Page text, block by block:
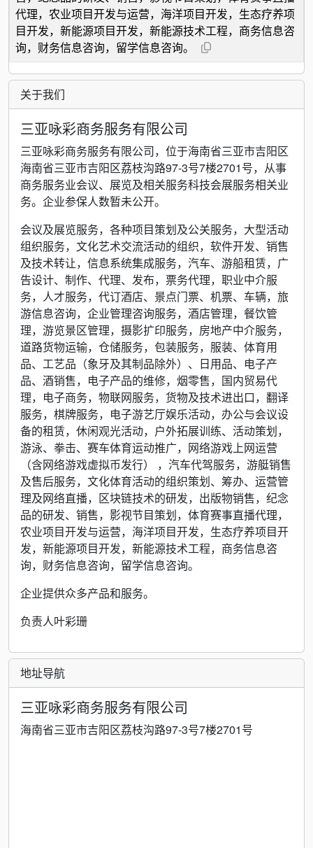
代理，农业项目开发与运营，海洋项目开发，生态疗养项
目开发，新能源项目开发，新能源技术工程，商务信息咨
询，财务信息咨询，留学信息咨询。
关于我们
三亚咏彩商务服务有限公司
三亚咏彩商务服务有限公司，位于海南省三亚市吉阳区
海南省三亚市吉阳区荔枝沟路97-3号7楼2701号，从事
商务服务业会议、展览及相关服务科技会展服务相关业
务。企业参保人数暂未公开。
会议及展览服务，各种项目策划及公关服务，大型活动
组织服务，文化艺术交流活动的组织，软件开发、销售
及技术转让，信息系统集成服务，汽车、游船租赁，广
告设计、制作、代理、发布，票务代理，职业中介服
务，人才服务，代订酒店、景点门票、机票、车辆，旅
游信息咨询，企业管理咨询服务，酒店管理，餐饮管
理，游览景区管理，摄影扩印服务，房地产中介服务，
道路货物运输，仓储服务，包装服务，服装、体育用
品、工艺品（象牙及其制品除外）、日用品、电子产
品、酒销售，电子产品的维修，烟零售，国内贸易代
理，电子商务，物联网服务，货物及技术进出口，翻译
服务，棋牌服务，电子游艺厅娱乐活动，办公与会议设
备的租赁，休闲观光活动，户外拓展训练、活动策划，
游泳、拳击、赛车体育运动推广，网络游戏上网运营
（含网络游戏虚拟币发行） ，汽车代驾服务，游艇销售
及售后服务，文化体育活动的组织策划、筹办、运营管
理及网络直播，区块链技术的研发，出版物销售，纪念
品的研发、销售，影视节目策划，体育赛事直播代理，
农业项目开发与运营，海洋项目开发，生态疗养项目开
发，新能源项目开发，新能源技术工程，商务信息咨
询，财务信息咨询，留学信息咨询。
企业提供众多产品和服务。
负责人叶彩珊
地址导航
三亚咏彩商务服务有限公司
海南省三亚市吉阳区荔枝沟路97-3号7楼2701号